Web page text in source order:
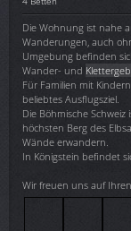
Die Wohnung ist nahe
Wanderungen, auch
Umgebung befinden
Wander- und
Für Familien mit
beliebtes Ausflugsziel.
Die Böhmische
höchsten Berg des
Wände erwandern.
In Königstein befindet
Wir freuen uns auf Ihren